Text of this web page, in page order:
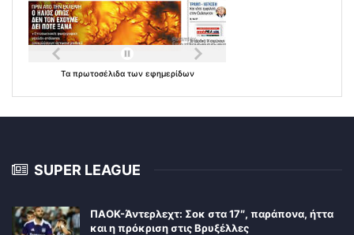
Τα πρωτοσέλιδα των εφημερίδων
SUPER LEAGUE
ΠΑΟΚ-Άντερλεχτ: Σοκ στα 17″, παράπονα, ήττα
και η πρόκριση στις Βρυξέλλες